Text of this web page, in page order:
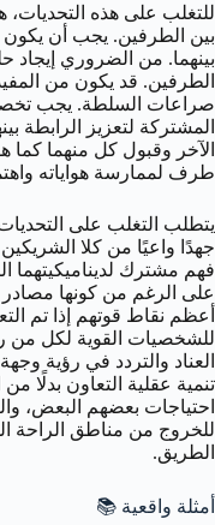
للتغلب على هذه التحديات،
بين الطرفين. يجب أن يكون
بينهما. من الضروري إيجاد
الطرفين. قد يكون من
صراعات السلطة. يجب
المشتركة لتعزيز الرابطة
الآخر وقبول كل منهما
طرف لممارسة هواياته
يتطلب التغلب على
جهدًا واعيًا من كلا الشريكين
فهم مشترك لديناميكيتهما
على الرغم من كونها
أعظم نقاط قوتهم إذا تم
للشخصيات القوية لكل من
العناد والتردد في رؤية
تنمية عقلية التعاون بدلًا
احتياجات بعضهم البعض،
للخروج من مناطق الراحة
الطريق.
أمثلة واقعية 📚